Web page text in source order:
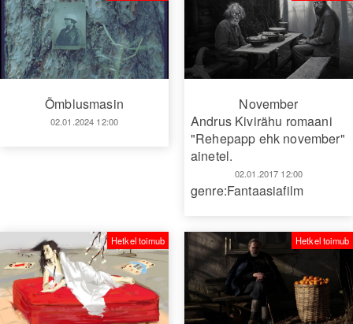
Õmblusmasin
02.01.2024 12:00
November
Andrus Kivirähu romaani
"Rehepapp ehk november"
ainetel.
02.01.2017 12:00
genre:Fantaasiafilm
Hetkel toimub Hetkel toimub